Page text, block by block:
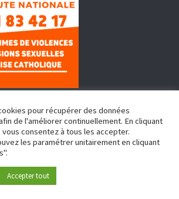
2022, Doyenné Fontenay Sous Bois
pour récupérer des données
de l'améliorer continuellement. En cliquant
vous consentez à tous les accepter.
les paramétrer unitairement en cliquant
Accepter tout